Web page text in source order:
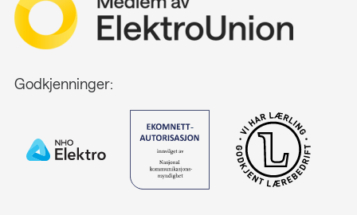
Godkjenninger: